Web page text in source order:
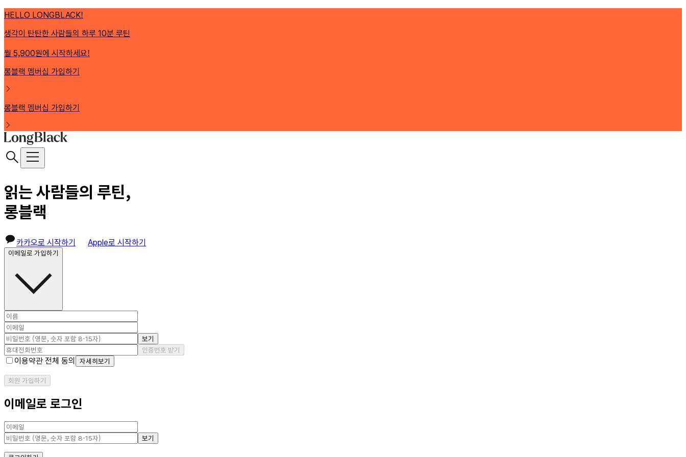
HELLO LONGBLACK!
생각이 탄탄한 사람들의 하루 10분 루틴
월 5,900원에 시작하세요!
롱블랙 멤버십 가입하기
롱블랙 멤버십 가입하기
읽는 사람들의 루틴,
롱블랙
카카오로 시작하기 Apple로 시작하기
이메일로 가입하기
보기
인증번호 받기
이용약관 전체 동의 자세히보기
회원 가입하기
이메일로 로그인
보기